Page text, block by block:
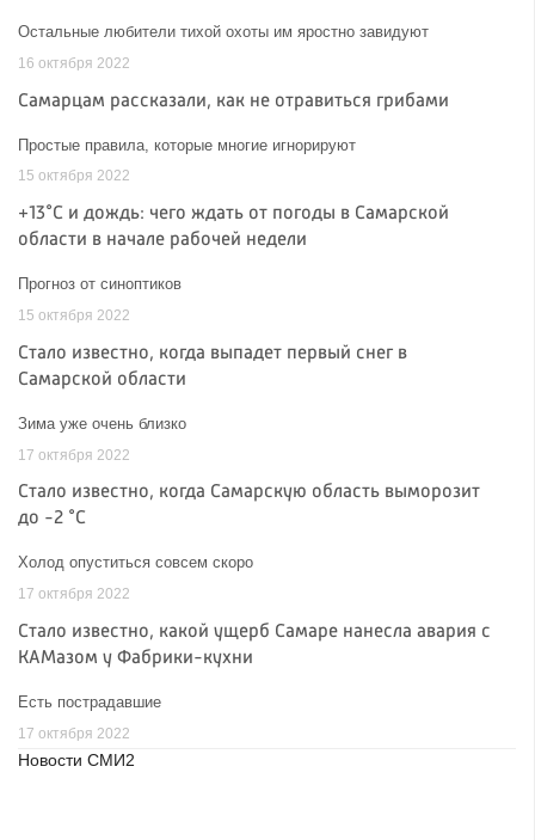
Остальные любители тихой охоты им яростно завидуют
16 октября 2022
Самарцам рассказали, как не отравиться грибами
Простые правила, которые многие игнорируют
15 октября 2022
+13°C и дождь: чего ждать от погоды в Самарской
области в начале рабочей недели
Прогноз от синоптиков
15 октября 2022
Стало известно, когда выпадет первый снег в
Самарской области
Зима уже очень близко
17 октября 2022
Стало известно, когда Самарскую область выморозит
до -2 °C
Холод опуститься совсем скоро
17 октября 2022
Стало известно, какой ущерб Самаре нанесла авария с
КАМазом у Фабрики-кухни
Есть пострадавшие
17 октября 2022
Новости СМИ2